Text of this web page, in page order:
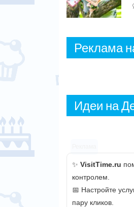
Реклама
Идеи на
✨ VisitTime.ru
контролем.
📅 Настройте
пару кликов.